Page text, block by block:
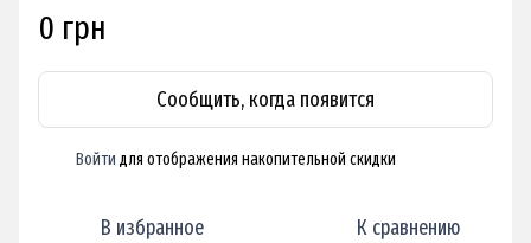
0 грн
Сообщить, когда появится
Войти для отображения накопительной скидки
В избранное К сравнению